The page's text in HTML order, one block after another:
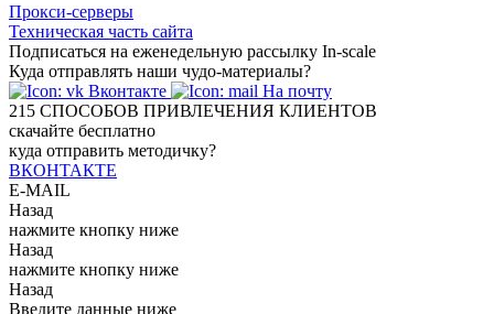
Прокси-серверы
Техническая часть сайта
Подписаться на еженедельную рассылку In-scale
Куда отправлять наши чудо-материалы?
Вконтакте
На почту
215 СПОСОБОВ ПРИВЛЕЧЕНИЯ КЛИЕНТОВ
скачайте бесплатно
куда отправить методичку?
ВКОНТАКТЕ
E-MAIL
Назад
нажмите кнопку ниже
Назад
нажмите кнопку ниже
Назад
Введите данные ниже